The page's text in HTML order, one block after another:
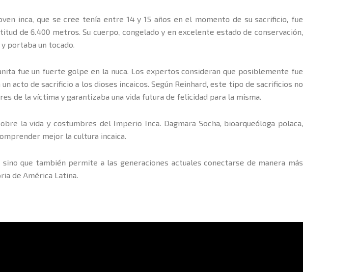
inca, que se cree tenía entre 14 y 15 años en el momento de su sacrificio, fue
de 6.400 metros. Su cuerpo, congelado y en excelente estado de conservación,
portaba un tocado.
fue un fuerte golpe en la nuca. Los expertos consideran que posiblemente fue
acto de sacrificio a los dioses incaicos. Según Reinhard, este tipo de sacrificios no
de la víctima y garantizaba una vida futura de felicidad para la misma.
la vida y costumbres del Imperio Inca. Dagmara Socha, bioarqueóloga polaca,
mejor la cultura incaica.
que también permite a las generaciones actuales conectarse de manera más
de América Latina.